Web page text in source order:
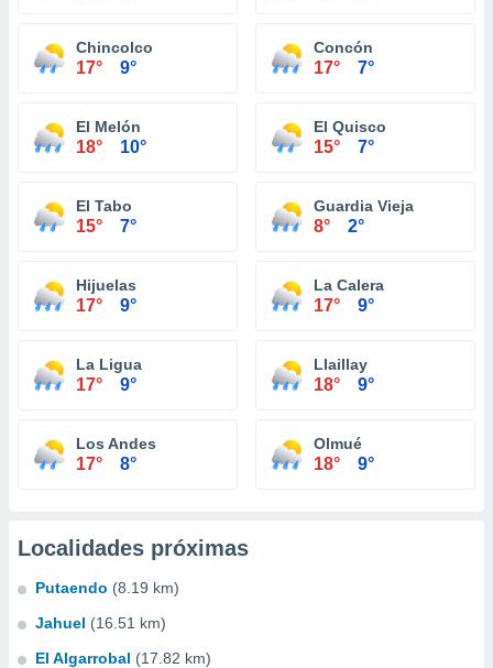
Chincolco
17° 9°
Concón
17° 7°
El Melón
18° 10°
El Quisco
15° 7°
El Tabo
15° 7°
Guardia Vieja
8° 2°
Hijuelas
17° 9°
La Calera
17° 9°
La Ligua
17° 9°
Llaillay
18° 9°
Los Andes
17° 8°
Olmué
18° 9°
Localidades próximas
Putaendo (8.19 km)
Jahuel (16.51 km)
El Algarrobal (17.82 km)